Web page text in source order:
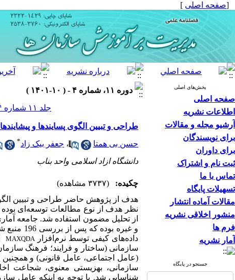
[صفحه اصلی ]
بخش‌های اصلی
صفحه اصلی
اطلاعات نشریه
آرشیو مجله و مقالات
برای نویسندگان
برای داوران
ثبت نام و اشتراک
تماس با ما
تسهیلات پایگاه
مقالات آماده انتشار
منشور اخلاقی نشریه
فرم ها
آمار نشریه
جستجو در پایگاه
دوره ۱۱، شماره ۴ - ( ۱۰-۱۴۰۱ )
جلد ۱۱ شماره ۴ صفحات ۲۶۱-۲۳۱
طراحی و تبیین الگوی پسایندها و
حسن بی همتا ، جعفر بیک زاد*
دانشگاه ازاد اسلامی واحد بناب
چکیده:
(۳۷۳۷ مشاهده)
هدف از پژوهش حاضر طراحی و تبیین
نظر هدف از نوع مطالعات توسعه‌ای بوده
از تحلیل مضمون استفاده شد. جامعه
داده‌های کیفی توسط نرم‌افزار MAXQDA
سازمانی (ساختار و فرایند؛ فرهنگ
(عامل اجتماعی، عامل قانونی) و
سازمانی، بهزیستی معنوی، شجاعت
شناسایی شد. با توجه به اینکه عامل